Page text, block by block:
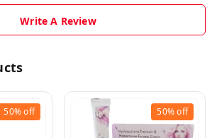
Write A Review
50%off 50%off